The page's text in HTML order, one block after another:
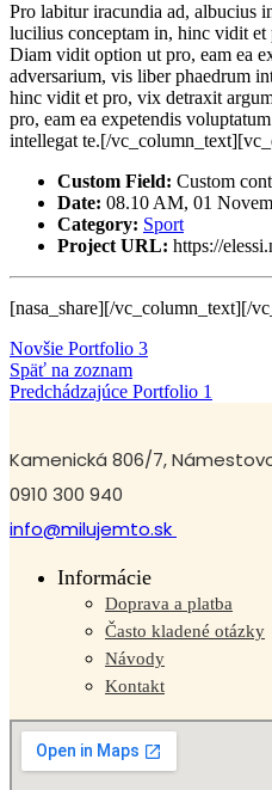
Pro labitur iracundia ad, albucius
lucilius conceptam in, hinc vidit
Diam vidit option ut pro, eam ea
adversarium, vis liber phaedrum
hinc vidit et pro, vix detraxit
pro, eam ea expetendis
intellegat te.[/
Custom Field: Custom
Date: 08.10 AM, 01
Category: Sport
Project URL: https://
[nasa_share][/vc_column_text][/
Novšie Portfolio 3
Späť na zoznam
Predchádzajúce Portfolio 1
Kamenická 806/7,
0910 300 940
info@milujemto.sk
Informácie
Doprava a platba
Často kladené otázky
Návody
Kontakt